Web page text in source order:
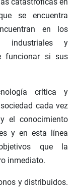
catastróficas en
se encuentra
en los
industriales y
funcionar si sus
crítica y
cada vez
el conocimiento
y en esta línea
que la
inmediato.
y distribuidos.